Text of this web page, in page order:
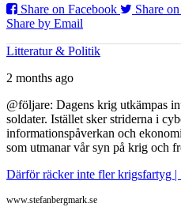
Share on Facebook
Share
Share by Email
Litteratur & Politik
2 months ago
@följare: Dagens krig utkämpas
soldater. Istället sker striderna i
informationspåverkan och
som utmanar vår syn på krig och
Därför räcker inte fler krigsfartyg |
www.stefanbergmark.se